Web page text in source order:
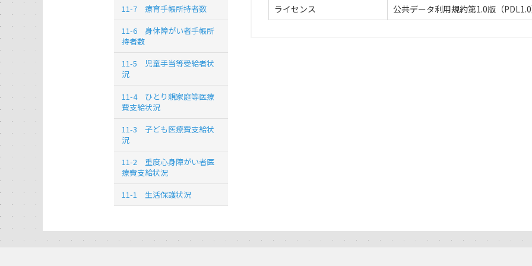
ライセンス 公共データ利用規約第1.0版（
11-7 療育手帳所持者数
11-6 身体障がい者手帳所
持者数
11-5 児童手当等受給者状
況
11-4 ひとり親家庭等医療
費支給状況
11-3 子ども医療費支給状
況
11-2 重度心身障がい者医
療費支給状況
11-1 生活保護状況